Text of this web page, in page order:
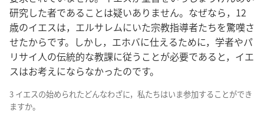
研究した者であることは疑いありません。なぜなら，12
歳のイエスは，エルサレムにいた宗教指導者たちを驚嘆さ
せたからです。しかし，エホバに仕えるために，学者やパ
リサイ人の伝統的な教課に従うことが必要であると，イエ
スはお考えにならなかったのです。
3 イエスの始められたどんなわざに，私たちはいま参加することができ
ますか。